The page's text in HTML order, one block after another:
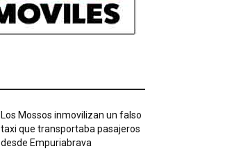
Los Mossos inmovilizan un falso
taxi que transportaba pasajeros
desde Empuriabrava